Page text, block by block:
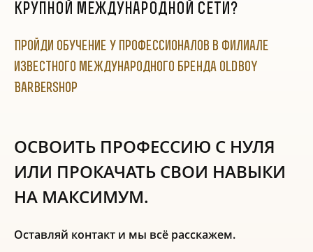
крупной международной сети?
Пройди обучение у профессионалов в филиале
известного международного бренда Oldboy
Barbershop
ОСВОИТЬ ПРОФЕССИЮ С НУЛЯ
ИЛИ ПРОКАЧАТЬ СВОИ НАВЫКИ
НА МАКСИМУМ.
Оставляй контакт и мы всё расскажем.